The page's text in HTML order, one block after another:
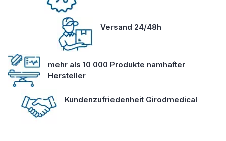
Versand 24/48h
mehr als 10 000 Produkte namhafter
Hersteller
Kundenzufriedenheit Girodmedical